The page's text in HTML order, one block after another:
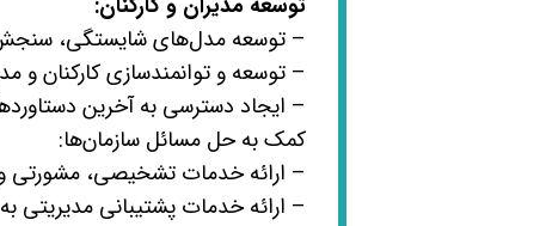
– توسعه مدل‌های شایستگی، سنجش
– توسعه و توانمندسازی کارکنان و
– ایجاد دسترسی به آخرین
کمک به حل مسائل سازمان‌ها:
– ارائه خدمات تشخیصی، مشورتی
– ارائه خدمات پشتیبانی مدیریتی